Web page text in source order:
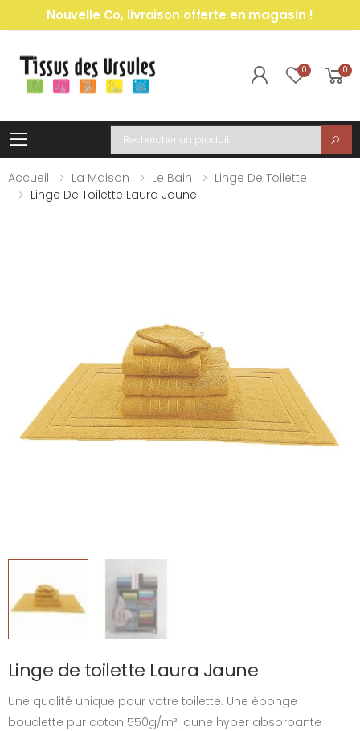
Nouvelle Co, livraison offerte en magasin !
0 0
Toggle mobile menu
Recherche
Accueil
La Maison Le Bain
Linge De Toilette
Linge De Toilette Laura Jaune
Linge de toilette Laura Jaune
Une qualité unique pour votre toilette. Une éponge
bouclette pur coton 550g/m² jaune hyper absorbante